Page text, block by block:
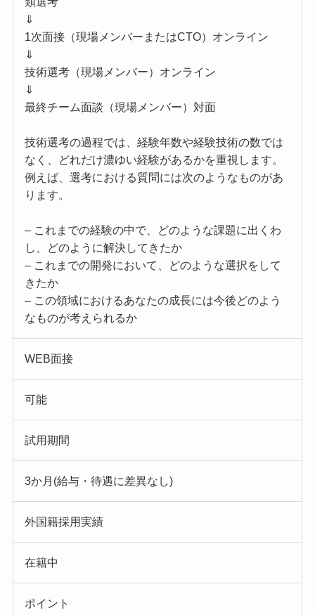
⇓
1次面接（現場メンバーまたはCTO）オンライン
⇓
技術選考（現場メンバー）オンライン
⇓
最終チーム面談（現場メンバー）対面
技術選考の過程では、経験年数や経験技術の数では
なく、どれだけ濃ゆい経験があるかを重視します。
例えば、選考における質問には次のようなものがあ
ります。
– これまでの経験の中で、どのような課題に出くわ
し、どのように解決してきたか
– これまでの開発において、どのような選択をして
きたか
– この領域におけるあなたの成長には今後どのよう
なものが考えられるか
WEB面接
可能
試用期間
3か月(給与・待遇に差異なし)
外国籍採用実績
在籍中
ポイント